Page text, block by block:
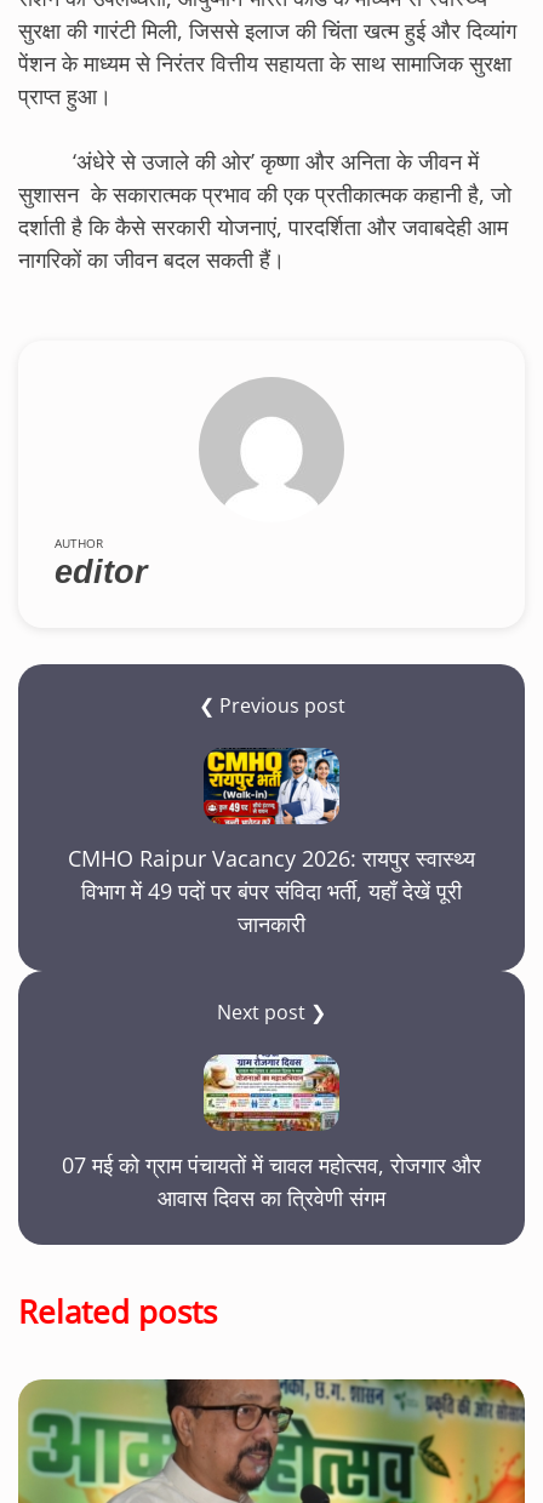
सुरक्षा की गारंटी मिली, जिससे इलाज की चिंता खत्म हुई और दिव्यांग
पेंशन के माध्यम से निरंतर वित्तीय सहायता के साथ सामाजिक सुरक्षा
प्राप्त हुआ।
‘अंधेरे से उजाले की ओर’ कृष्णा और अनिता के जीवन में
सुशासन के सकारात्मक प्रभाव की एक प्रतीकात्मक कहानी है, जो
दर्शाती है कि कैसे सरकारी योजनाएं, पारदर्शिता और जवाबदेही आम
नागरिकों का जीवन बदल सकती हैं।
AUTHOR
editor
❮ Previous post
CMHO Raipur Vacancy 2026: रायपुर स्वास्थ्य
विभाग में 49 पदों पर बंपर संविदा भर्ती, यहाँ देखें पूरी
जानकारी
Next post ❯
07 मई को ग्राम पंचायतों में चावल महोत्सव, रोजगार और
आवास दिवस का त्रिवेणी संगम
Related posts